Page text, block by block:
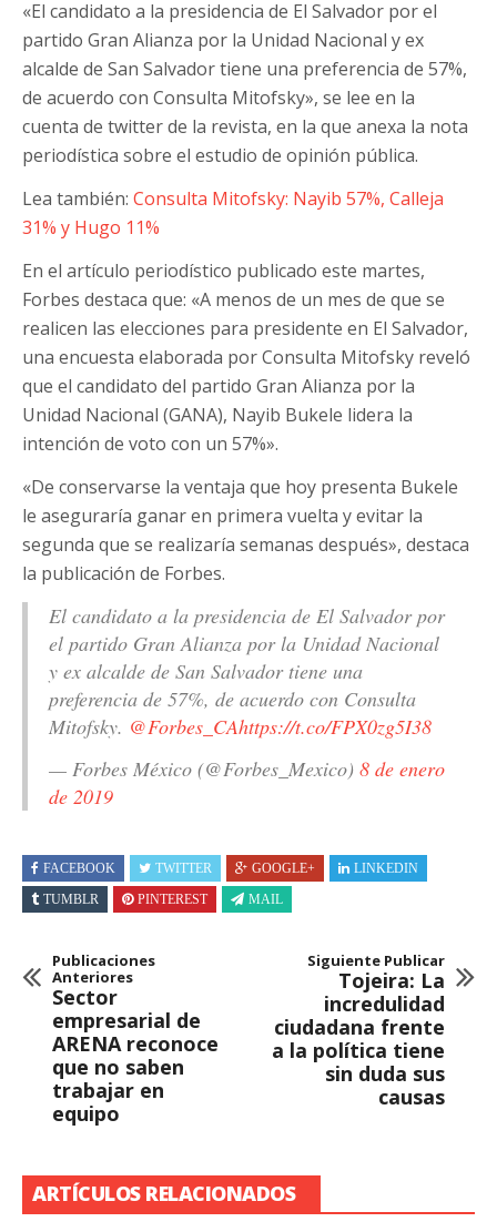
«El candidato a la presidencia de El Salvador por el
partido Gran Alianza por la Unidad Nacional y ex
alcalde de San Salvador tiene una preferencia de 57%,
de acuerdo con Consulta Mitofsky», se lee en la
cuenta de twitter de la revista, en la que anexa la nota
periodística sobre el estudio de opinión pública.
Lea también: Consulta Mitofsky: Nayib 57%, Calleja
31% y Hugo 11%
En el artículo periodístico publicado este martes,
Forbes destaca que: «A menos de un mes de que se
realicen las elecciones para presidente en El Salvador,
una encuesta elaborada por Consulta Mitofsky reveló
que el candidato del partido Gran Alianza por la
Unidad Nacional (GANA), Nayib Bukele lidera la
intención de voto con un 57%».
«De conservarse la ventaja que hoy presenta Bukele
le aseguraría ganar en primera vuelta y evitar la
segunda que se realizaría semanas después», destaca
la publicación de Forbes.
El candidato a la presidencia de El Salvador por
el partido Gran Alianza por la Unidad Nacional
y ex alcalde de San Salvador tiene una
preferencia de 57%, de acuerdo con Consulta
Mitofsky. @Forbes_CAhttps://t.co/FPX0zg5I38
— Forbes México (@Forbes_Mexico) 8 de enero
de 2019
FACEBOOK TWITTER GOOGLE+
LINKEDIN
TUMBLR
PINTEREST MAIL
Publicaciones
Anteriores
Sector
empresarial de
ARENA reconoce
que no saben
trabajar en
equipo
Siguiente Publicar
Tojeira: La
incredulidad
ciudadana frente
a la política tiene
sin duda sus
causas
ARTÍCULOS RELACIONADOS